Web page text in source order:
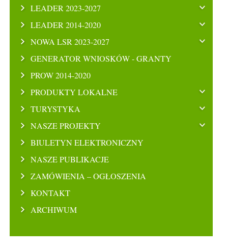
LEADER 2023-2027
LEADER 2014-2020
NOWA LSR 2023-2027
GENERATOR WNIOSKÓW - GRANTY
PROW 2014-2020
PRODUKTY LOKALNE
TURYSTYKA
NASZE PROJEKTY
BIULETYN ELEKTRONICZNY
NASZE PUBLIKACJE
ZAMÓWIENIA – OGŁOSZENIA
KONTAKT
ARCHIWUM